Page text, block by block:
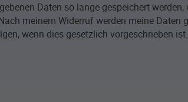
Daten so lange gespeichert
meinem Widerruf werden meine Daten
wenn dies gesetzlich vorgeschrieben ist.